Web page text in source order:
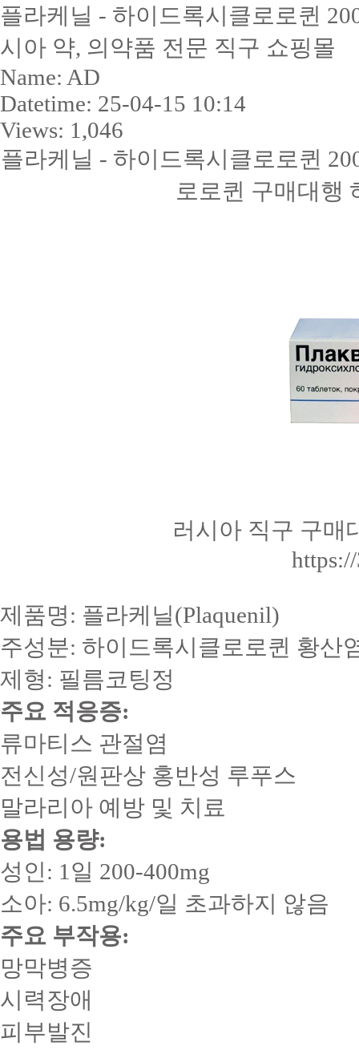
플라케닐 - 하이드록시클로로퀸
시아 약, 의약품 전문 직구 쇼핑몰
Name: AD
Datetime: 25-04-15 10:14
Views: 1,046
플라케닐 - 하이드록시클로로퀸
로로퀸 구매대행
러시아 직구 구매
제품명: 플라케닐(Plaquenil)
주성분: 하이드록시클로로퀸 황산
제형: 필름코팅정
주요 적응증:
류마티스 관절염
전신성/원판상 홍반성 루푸스
말라리아 예방 및 치료
용법 용량:
성인: 1일 200-400mg
소아: 6.5mg/kg/일 초과하지 않음
주요 부작용:
망막병증
시력장애
피부발진